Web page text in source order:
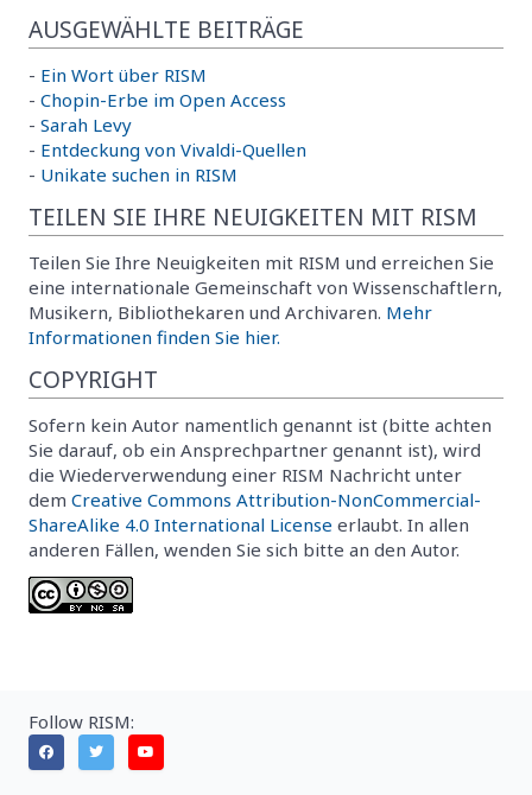
AUSGEWÄHLTE BEITRÄGE
- Ein Wort über RISM
- Chopin-Erbe im Open Access
- Sarah Levy
- Entdeckung von Vivaldi-Quellen
- Unikate suchen in RISM
TEILEN SIE IHRE NEUIGKEITEN MIT RISM
Teilen Sie Ihre Neuigkeiten mit RISM und erreichen Sie
eine internationale Gemeinschaft von Wissenschaftlern,
Musikern, Bibliothekaren und Archivaren. Mehr
Informationen finden Sie hier.
COPYRIGHT
Sofern kein Autor namentlich genannt ist (bitte achten
Sie darauf, ob ein Ansprechpartner genannt ist), wird
die Wiederverwendung einer RISM Nachricht unter
dem Creative Commons Attribution-NonCommercial-
ShareAlike 4.0 International License erlaubt. In allen
anderen Fällen, wenden Sie sich bitte an den Autor.
Follow RISM: